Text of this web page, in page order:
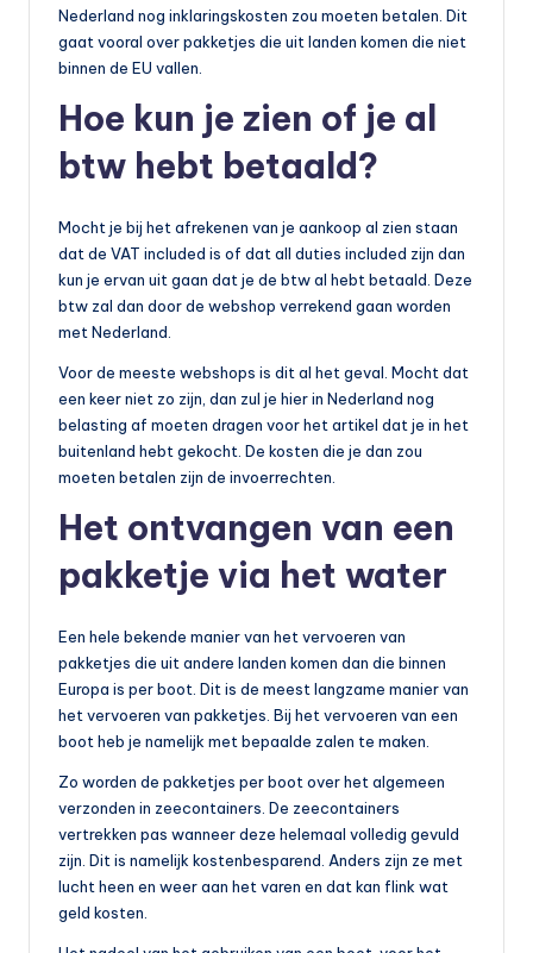
Nederland nog inklaringskosten zou moeten betalen. Dit
gaat vooral over pakketjes die uit landen komen die niet
binnen de EU vallen.
Hoe kun je zien of je al
btw hebt betaald?
Mocht je bij het afrekenen van je aankoop al zien staan
dat de VAT included is of dat all duties included zijn dan
kun je ervan uit gaan dat je de btw al hebt betaald. Deze
btw zal dan door de webshop verrekend gaan worden
met Nederland.
Voor de meeste webshops is dit al het geval. Mocht dat
een keer niet zo zijn, dan zul je hier in Nederland nog
belasting af moeten dragen voor het artikel dat je in het
buitenland hebt gekocht. De kosten die je dan zou
moeten betalen zijn de invoerrechten.
Het ontvangen van een
pakketje via het water
Een hele bekende manier van het vervoeren van
pakketjes die uit andere landen komen dan die binnen
Europa is per boot. Dit is de meest langzame manier van
het vervoeren van pakketjes. Bij het vervoeren van een
boot heb je namelijk met bepaalde zalen te maken.
Zo worden de pakketjes per boot over het algemeen
verzonden in zeecontainers. De zeecontainers
vertrekken pas wanneer deze helemaal volledig gevuld
zijn. Dit is namelijk kostenbesparend. Anders zijn ze met
lucht heen en weer aan het varen en dat kan flink wat
geld kosten.